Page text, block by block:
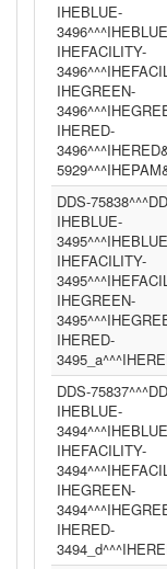
IHEBLUE-
IHEFACILITY-
IHEGREEN-
IHERED-
DDS-
IHEBLUE-
IHEFACILITY-
IHEGREEN-
IHERED-
DDS-
IHEBLUE-
IHEFACILITY-
IHEGREEN-
IHERED-